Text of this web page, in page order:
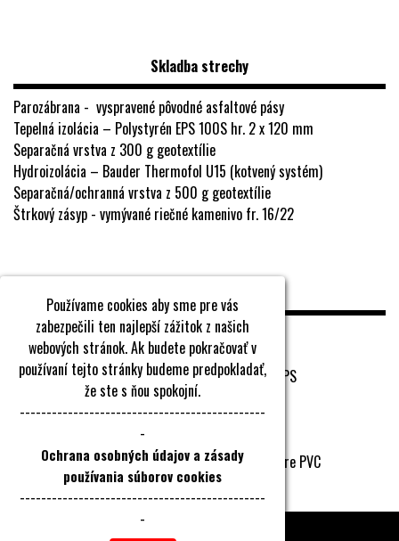
Používame cookies aby sme pre vás
zabezpečili ten najlepší zážitok z našich
webových stránok. Ak budete pokračovať v
používaní tejto stránky budeme predpokladať,
že ste s ňou spokojní.
----------------------------------------------
-
Ochrana osobných údajov a zásady
používania súborov cookies
----------------------------------------------
-
Skladba strechy
Parozábrana - vyspravené pôvodné asfaltové pásy
Tepelná izolácia – Polystyrén EPS 100S hr. 2 x 120 mm
Separačná vrstva z 300 g geotextílie
Hydroizolácia – Bauder Thermofol U15 (kotvený systém)
Separačná/ochranná vrstva z 500 g geotextílie
Štrkový zásyp - vymývané riečné kamenivo fr. 16/22
Pôvodné murivo
Parozábrana – pôvodné asfaltové pásy
Drevená nadstavba atiky vyplnená polystyrénom XPS
Drevený záklop z OSB dosky hr. 22 mm
Separačná vrstva z 300 g geotextílie
Odkvapový poplastovaný plech pre PVC
Rohové a kútove profily z poplastovaného plechu pre PVC
Hydroizolácia – Bauder Thermofol U15